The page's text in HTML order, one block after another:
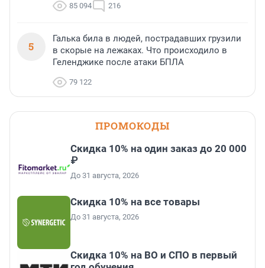
85 094 216
5
Галька била в людей, пострадавших грузили
в скорые на лежаках. Что происходило в
Геленджике после атаки БПЛА
79 122
ПРОМОКОДЫ
Скидка 10% на один заказ до 20 000
₽
До 31 августа, 2026
Скидка 10% на все товары
До 31 августа, 2026
Скидка 10% на ВО и СПО в первый